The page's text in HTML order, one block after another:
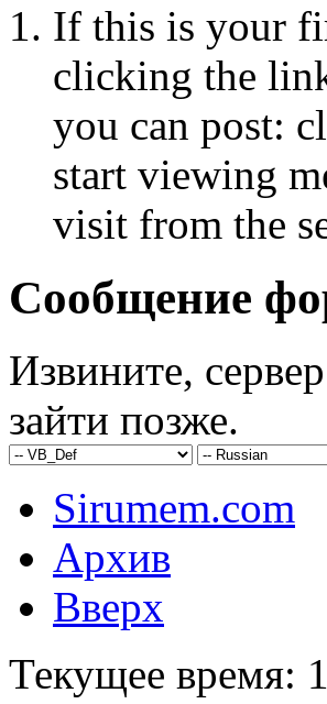
If this is your
clicking the
you can post:
start viewing
visit from the
Сообщение
Извините,
зайти позже.
Sirumem.com
Архив
Вверх
Текущее время: